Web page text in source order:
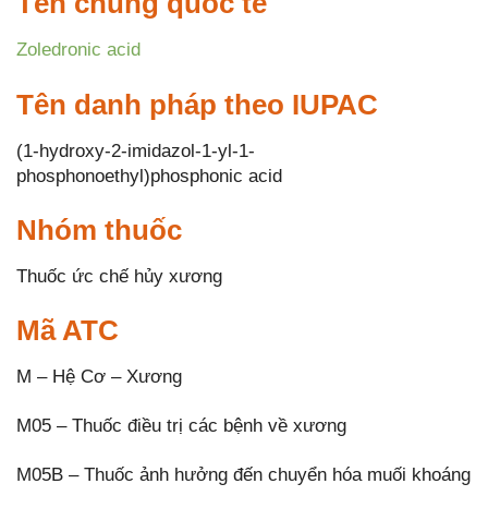
Zoledronic acid
Tên danh pháp theo IUPAC
(1-hydroxy-2-imidazol-1-yl-1-
phosphonoethyl)phosphonic acid
Nhóm thuốc
Thuốc ức chế hủy xương
Mã ATC
M – Hệ Cơ – Xương
M05 – Thuốc điều trị các bệnh về xương
M05B – Thuốc ảnh hưởng đến chuyển hóa muối khoáng